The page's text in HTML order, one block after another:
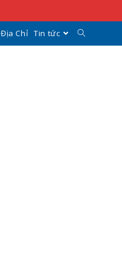
Địa Chỉ Tin tức